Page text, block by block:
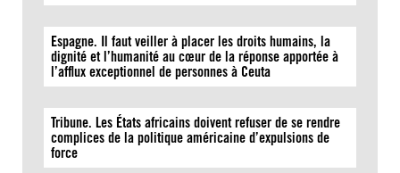
Espagne. Il faut veiller à placer les droits humains, la
dignité et l’humanité au cœur de la réponse apportée à
l’afflux exceptionnel de personnes à Ceuta
Tribune. Les États africains doivent refuser de se rendre
complices de la politique américaine d’expulsions de
force